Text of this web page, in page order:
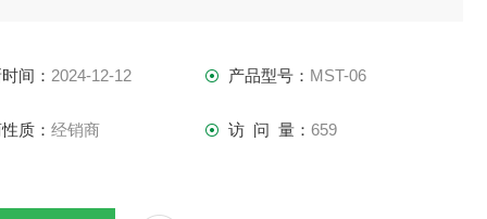
间： 2024-12-12 产品型号： MST-06
质：经销商 访 问 量： 659